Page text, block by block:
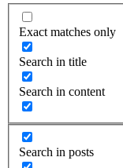
Exact matches only
Search in title
Search in content
Search in posts